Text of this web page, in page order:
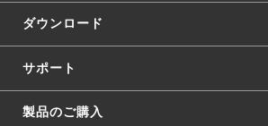
ダウンロード
サポート
製品のご購入